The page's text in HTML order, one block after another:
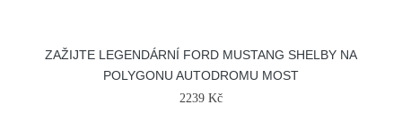
ZAŽIJTE LEGENDÁRNÍ FORD MUSTANG SHELBY NA
POLYGONU AUTODROMU MOST
2239 Kč